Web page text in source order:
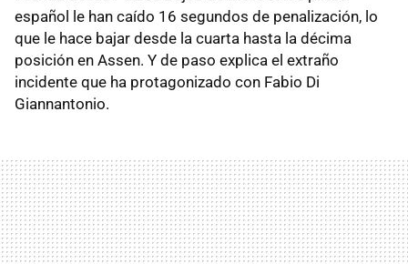
español le han caído 16 segundos de penalización, lo
que le hace bajar desde la cuarta hasta la décima
posición en Assen. Y de paso explica el extraño
incidente que ha protagonizado con Fabio Di
Giannantonio.